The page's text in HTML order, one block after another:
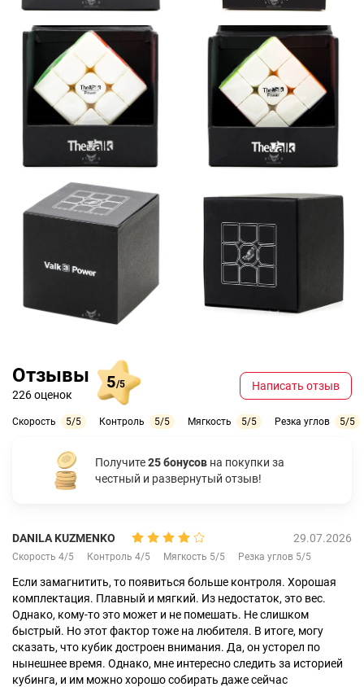
Отзывы
226 оценок
5/5
Скорость 5/5 Контроль 5/5 Мягкость 5/5 Резка углов 5/5
Написать отзыв
Получите25 бонусов на покупки за
честный и развернутый отзыв!
DANILA KUZMENKO 29.07.2026
Скорость 4/5 Контроль 4/5 Мягкость 5/5 Резка углов 5/5
Если замагнитить, то появиться больше контроля. Хорошая
комплектация. Плавный и мягкий. Из недостаток, это вес.
Однако, кому-то это может и не помешать. Не слишком
быстрый. Но этот фактор тоже на любителя. В итоге, могу
сказать, что кубик достроен внимания. Да, он усторел по
нынешнее время. Однако, мне интересно следить за историей
кубинга, и им можно хорошо собирать даже сейчас